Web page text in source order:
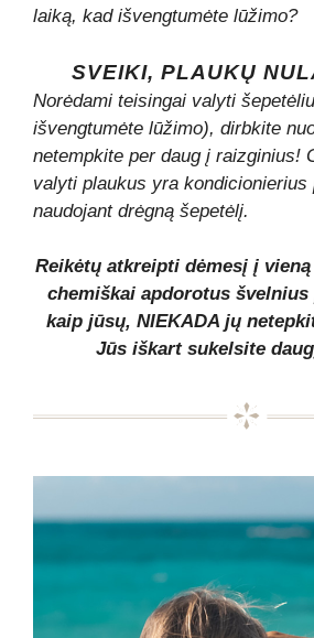
laiką, kad išvengtumėte lūžimo?
SVEIKI, PLAUKŲ
Norėdami teisingai valyti
išvengtumėte lūžimo), dirbkite
netempkite per daug į raizginius!
valyti plaukus yra kondicionierius
naudojant drėgną šepetėlį.
Reikėtų atkreipti dėmesį į
chemiškai apdorotus
kaip jūsų, NIEKADA jų
Jūs iškart sukelsite